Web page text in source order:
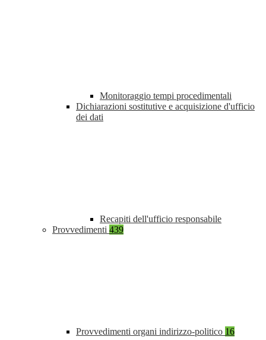
Monitoraggio tempi procedimentali
Dichiarazioni sostitutive e acquisizione d'ufficio
dei dati
Recapiti dell'ufficio responsabile
Provvedimenti 439
Provvedimenti organi indirizzo-politico 16